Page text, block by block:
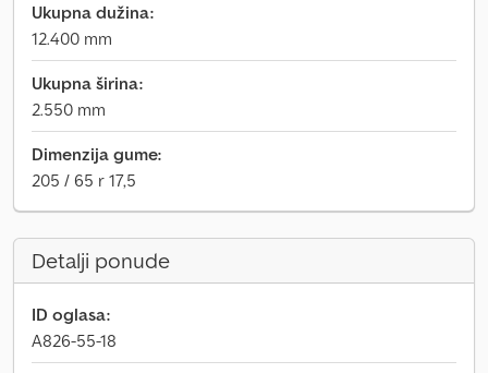
Ukupna dužina:
12.400 mm
Ukupna širina:
2.550 mm
Dimenzija gume:
205 / 65 r 17,5
Detalji ponude
ID oglasa:
A826-55-18